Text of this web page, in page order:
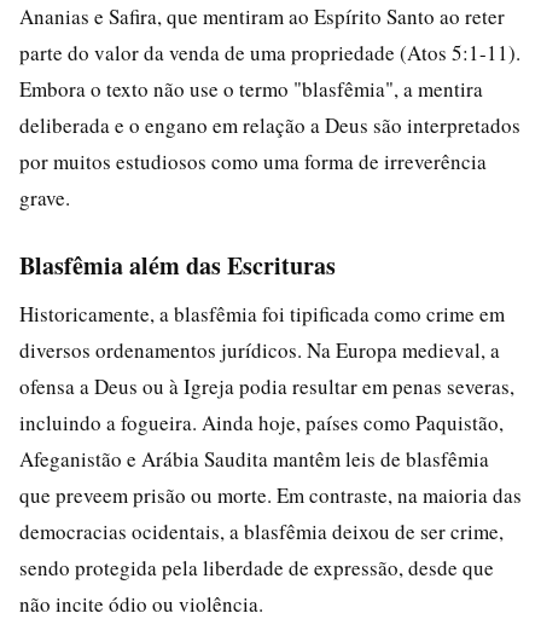
Ananias e Safira, que mentiram ao Espírito Santo ao reter
parte do valor da venda de uma propriedade (Atos 5:1-11).
Embora o texto não use o termo "blasfêmia", a mentira
deliberada e o engano em relação a Deus são interpretados
por muitos estudiosos como uma forma de irreverência
grave.
Blasfêmia além das Escrituras
Historicamente, a blasfêmia foi tipificada como crime em
diversos ordenamentos jurídicos. Na Europa medieval, a
ofensa a Deus ou à Igreja podia resultar em penas severas,
incluindo a fogueira. Ainda hoje, países como Paquistão,
Afeganistão e Arábia Saudita mantêm leis de blasfêmia
que preveem prisão ou morte. Em contraste, na maioria das
democracias ocidentais, a blasfêmia deixou de ser crime,
sendo protegida pela liberdade de expressão, desde que
não incite ódio ou violência.